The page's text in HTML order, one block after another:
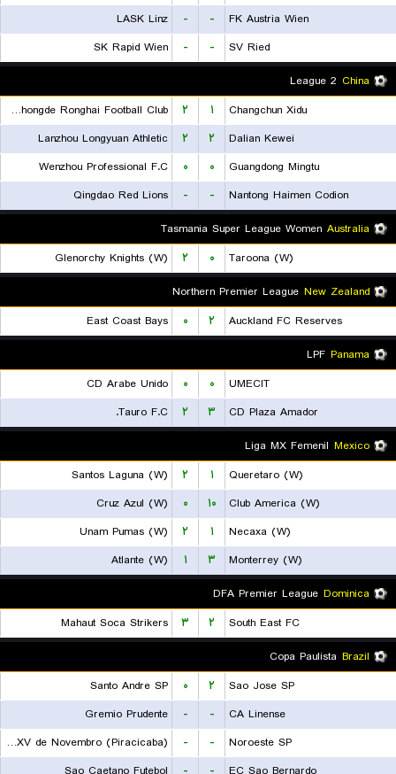
FK Austria Wien
-
-
LASK Linz
SV Ried
-
-
SK Rapid Wien
China
League 2
Changchun Xidu
۱ ۲
Shanxi Chongde Ronghai Football Club
Dalian Kewei
۲ ۲
Lanzhou Longyuan Athletic
Guangdong Mingtu
۰ ۰
Wenzhou Professional F.C
Nantong Haimen Codion
-
-
Qingdao Red Lions
Australia
Tasmania Super League Women
Taroona (W)
۰ ۲
Glenorchy Knights (W)
New Zealand
Northern Premier League
Auckland FC Reserves
۲ ۰
East Coast Bays
Panama
LPF
UMECIT
۰ ۰
CD Arabe Unido
CD Plaza Amador
۳ ۲
Tauro F.C.
Mexico
Liga MX Femenil
Queretaro (W)
۱ ۲
Santos Laguna (W)
Club America (W)
۱۰ ۰
Cruz Azul (W)
Necaxa (W)
۱ ۲
Unam Pumas (W)
Monterrey (W)
۳ ۱
Atlante (W)
Dominica
DFA Premier League
South East FC
۲ ۳
Mahaut Soca Strikers
Brazil
Copa Paulista
Sao Jose SP
۲ ۰
Santo Andre SP
CA Linense
-
-
Gremio Prudente
Noroeste SP
-
-
EC XV de Novembro (Piracicaba)